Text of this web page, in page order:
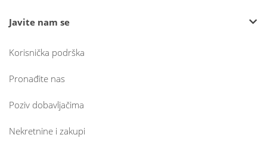
Javite nam se
Korisnička podrška
Pronađite nas
Poziv dobavljačima
Nekretnine i zakupi